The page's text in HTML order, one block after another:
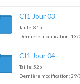
CI1 Jour 03
Taille: 81b
Dernière modification:
CI1 Jour 04
Taille: 52b
Dernière modification: